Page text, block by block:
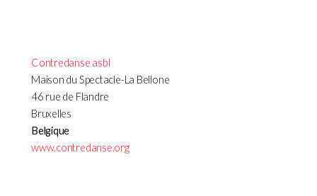
Contredanse asbl
Maison du Spectacle-La Bellone
46 rue de Flandre
Bruxelles
Belgique
www.contredanse.org